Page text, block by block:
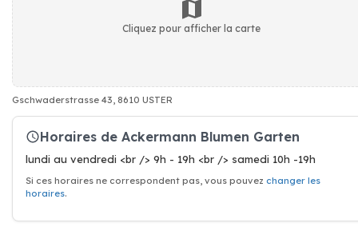
Cliquez pour afficher la carte
Gschwaderstrasse 43, 8610 USTER
Horaires de Ackermann Blumen Garten
lundi au vendredi <br /> 9h - 19h <br /> samedi 10h -19h
Si ces horaires ne correspondent pas, vous pouvez changer les
horaires.